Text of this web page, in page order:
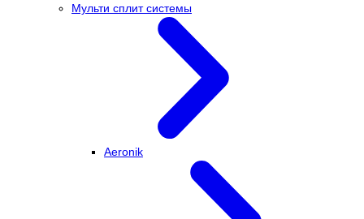
Мульти сплит системы
Aeronik